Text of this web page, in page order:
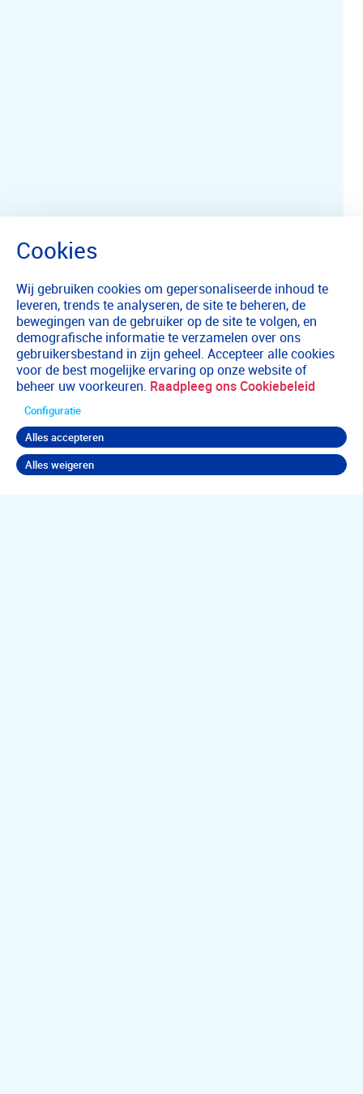
Wij gebruiken cookies om gepersonaliseerde inhoud te
leveren, trends te analyseren, de site te beheren, de
bewegingen van de gebruiker op de site te volgen, en
demografische informatie te verzamelen over ons
gebruikersbestand in zijn geheel. Accepteer alle cookies
voor de best mogelijke ervaring op onze website of
beheer uw voorkeuren. Raadpleeg ons Cookiebeleid
Configuratie
Alles accepteren
Alles weigeren